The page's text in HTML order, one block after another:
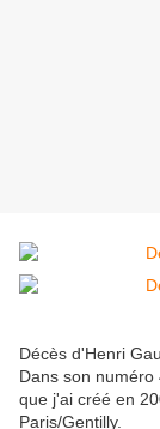
Décès d'Henri
Dans son
que j'ai créé en
Paris/Gentilly.